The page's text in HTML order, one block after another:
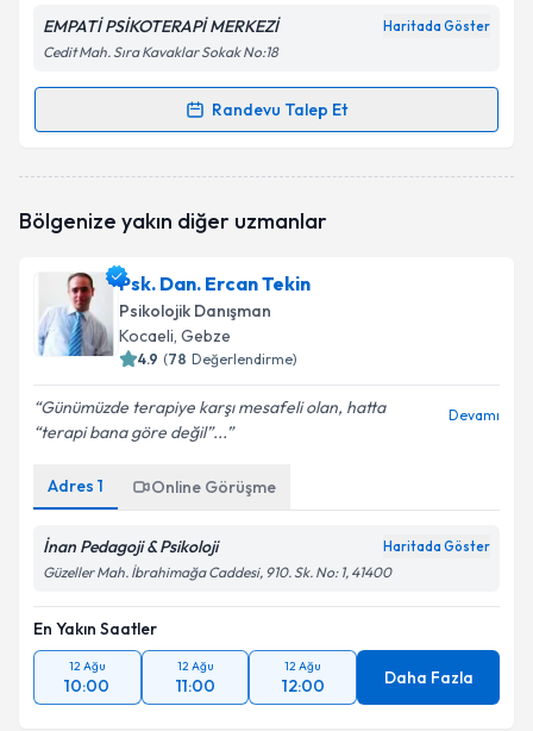
EMPATİ PSİKOTERAPİ MERKEZİ Haritada Göster
Cedit Mah. Sıra Kavaklar Sokak No:18
Randevu Talep Et
Randevu Takvimi Talebi
talebi oluşturun. Size bu uzmandan randevu almanız
bilgilendireceğiz.
E-posta Adresiniz
Kişisel verilerimin işlenmesine ilişkin
kapsamda işlenmesini kabul ediyorum.
Takvim Talebini Gönder
Bölgenize yakın diğer uzmanlar
Psk. Dan. Ercan Tekin
Psikolojik Danışman
Kocaeli, Gebze
4.9 (78 Değerlendirme)
Günümüzde terapiye karşı mesafeli olan, hatta
“terapi bana göre değil”...
Devamı
Adres 1 Online Görüşme
İnan Pedagoji & Psikoloji Haritada Göster
Güzeller Mah. İbrahimağa Caddesi, 910. Sk. No: 1, 41400
En Yakın Saatler
12 Ağu
10:00
12 Ağu
11:00
12 Ağu
12:00 Daha Fazla